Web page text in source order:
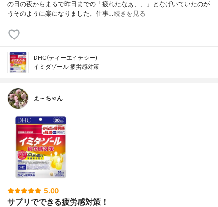
の日の夜からまるで昨日までの「疲れたなぁ、、」となげいていたのが
うそのように楽になりました。仕事…続きを見る
DHC(ディーエイチシー)
イミダゾール 疲労感対策
え～ちゃん
5.00
サプリでできる疲労感対策！